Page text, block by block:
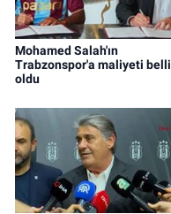
Mohamed Salah'ın
Trabzonspor'a maliyeti belli
oldu